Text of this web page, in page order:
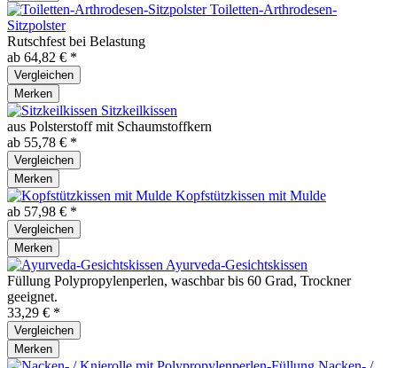
Toiletten-Arthrodesen-
Sitzpolster
Rutschfest bei Belastung
ab 64,82 € *
Vergleichen
Merken
Sitzkeilkissen
aus Polsterstoff mit Schaumstoffkern
ab 55,78 € *
Vergleichen
Merken
Kopfstützkissen mit Mulde
ab 57,98 € *
Vergleichen
Merken
Ayurveda-Gesichtskissen
Füllung Polypropylenperlen, waschbar bis 60 Grad, Trockner
geeignet.
33,29 € *
Vergleichen
Merken